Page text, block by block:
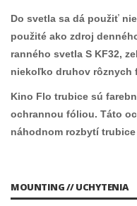
Do svetla sa dá použiť
použité ako zdroj
ranného svetla S KF32,
niekoľko druhov rôznych
Kino Flo trubice sú
ochrannou fóliou. Táto
náhodnom rozbytí
MOUNTING // UCHYTENIA